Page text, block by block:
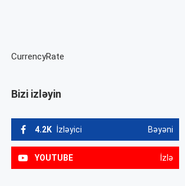
CurrencyRate
Bizi izləyin
4.2K İzləyici Bəyəni
YOUTUBE İzlə